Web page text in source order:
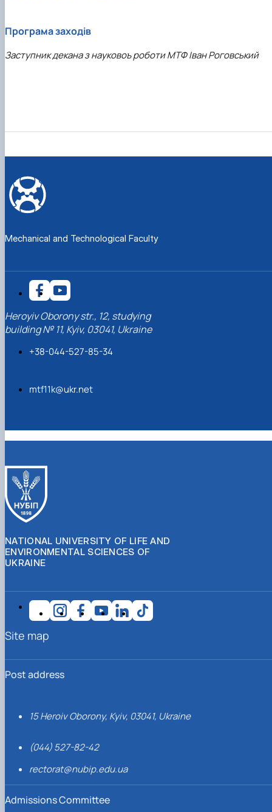
Програма заходів
Заступник декана з науковоъ роботи МТФ Іван Роговський
Mechanical and Technological Faculty
Heroyiv Oborony str., 12, studying
building № 11, Kyiv, 03041, Ukraine
+38-044-527-85-34
mtf11k@ukr.net
NATIONAL UNIVERSITY OF LIFE AND
ENVIRONMENTAL SCIENCES OF
UKRAINE
Post address
15 Heroiv Oborony, Kyiv, 03041, Ukraine
(044) 527-82-42
rectorat@nubip.edu.ua
Admissions Committee
Site map